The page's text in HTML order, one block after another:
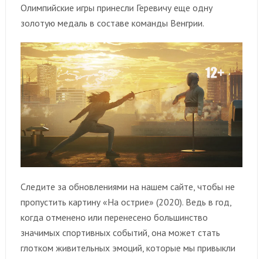
Олимпийские игры принесли Геревичу еще одну
золотую медаль в составе команды Венгрии.
Следите за обновлениями на нашем сайте, чтобы не
пропустить картину «На острие» (2020). Ведь в год,
когда отменено или перенесено большинство
значимых спортивных событий, она может стать
глотком живительных эмоций, которые мы привыкли